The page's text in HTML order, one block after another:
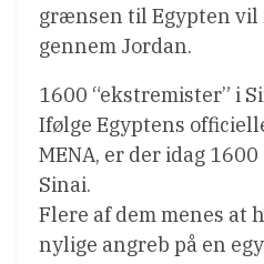
grænsen til Egypten
gennem Jordan.
1600 “ekstremister” i
Ifølge Egyptens
MENA, er der idag
Sinai.
Flere af dem menes at
nylige angreb på en